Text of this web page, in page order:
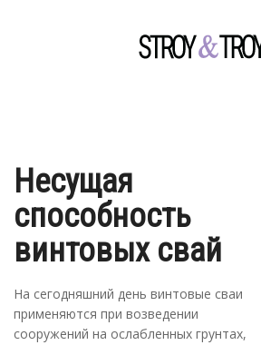
Несущая
способность
винтовых свай
На сегодняшний день винтовые сваи
применяются при возведении
сооружений на ослабленных грунтах,